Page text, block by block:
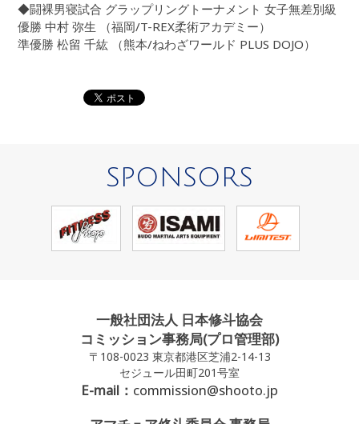
◆闘裸男寝試合 グラップリングトーナメント 女子無差別級
優勝 中村 弥生 （福岡/T-REX柔術アカデミー）
準優勝 松留 千紘 （熊本/ねわざワールド PLUS DOJO）
SPONSORS
一般社団法人 日本修斗協会
コミッション事務局(プロ管理部)
〒108-0023 東京都港区芝浦2-14-13
セジュール田町201号室
E-mail： commission@shooto.jp